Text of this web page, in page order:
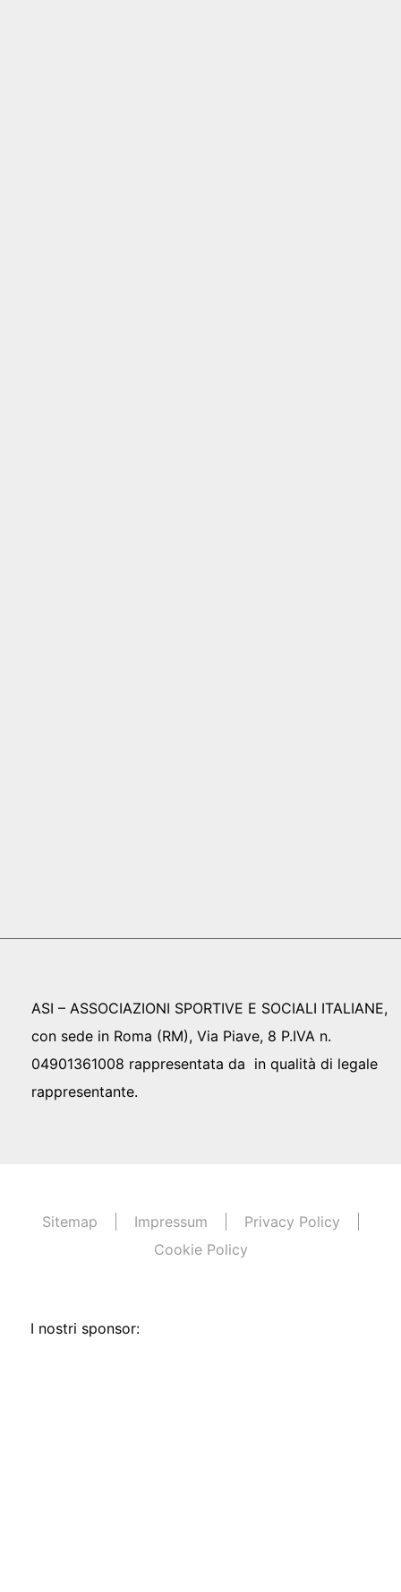
ASI – ASSOCIAZIONI SPORTIVE E SOCIALI ITALIANE,
con sede in Roma (RM), Via Piave, 8 P.IVA n.
04901361008 rappresentata da in qualità di legale
rappresentante.
Sitemap Impressum
Privacy Policy
Cookie Policy
I nostri sponsor: